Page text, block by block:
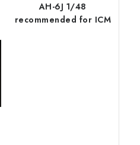
AH-6J 1/48
recommended for ICM